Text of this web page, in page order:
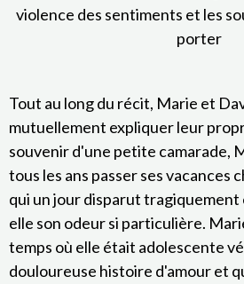
violence des sentiments et les
porter
Tout au long du récit, Marie et
mutuellement expliquer leur
souvenir d'une petite camarade,
tous les ans passer ses vacances
qui un jour disparut
elle son odeur si particulière.
temps où elle était adolescente
douloureuse histoire d'amour et